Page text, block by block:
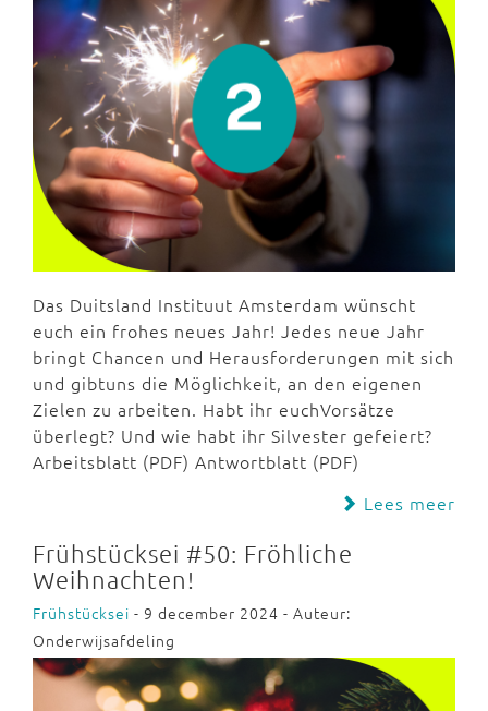
Das Duitsland Instituut Amsterdam wünscht
euch ein frohes neues Jahr! Jedes neue Jahr
bringt Chancen und Herausforderungen mit sich
und gibtuns die Möglichkeit, an den eigenen
Zielen zu arbeiten. Habt ihr euchVorsätze
überlegt? Und wie habt ihr Silvester gefeiert?
Arbeitsblatt (PDF) Antwortblatt (PDF)
Lees meer
Frühstücksei #50: Fröhliche
Weihnachten!
Frühstücksei - 9 december 2024 - Auteur:
Onderwijsafdeling